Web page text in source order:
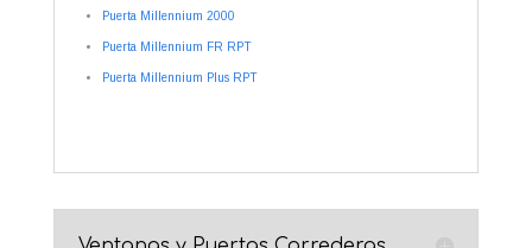
Puerta Millennium 2000
Puerta Millennium FR RPT
Puerta Millennium Plus RPT